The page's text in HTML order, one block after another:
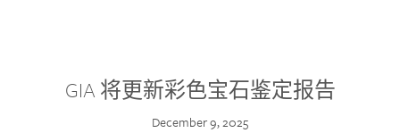
GIA 将更新彩色宝石鉴定报告
December 9, 2025